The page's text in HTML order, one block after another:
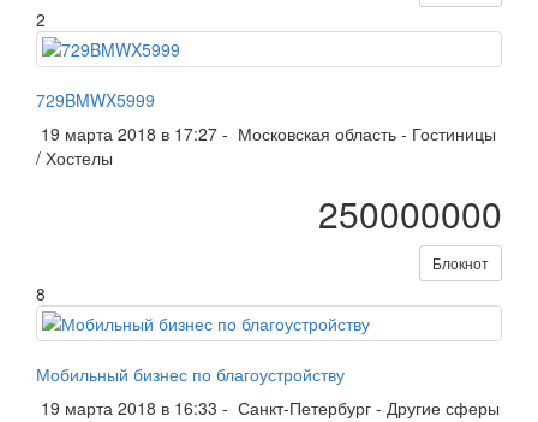
2
729BMWX5999
19 марта 2018 в 17:27 - Московская область - Гостиницы
/ Хостелы
250000000
Блокнот
8
Мобильный бизнес по благоустройству
19 марта 2018 в 16:33 - Санкт-Петербург - Другие сферы